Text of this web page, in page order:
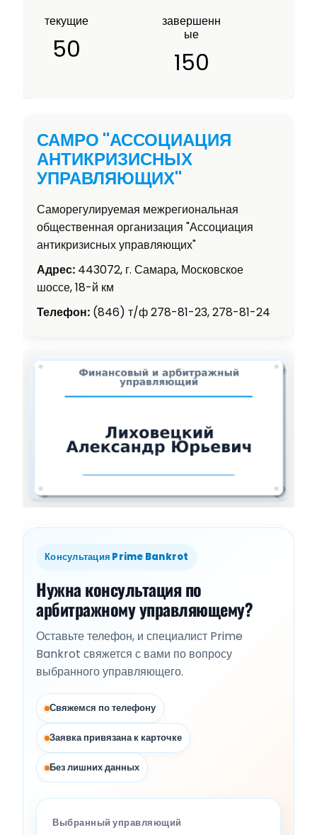
текущие
50
завершенн
ые
150
САМРО "АССОЦИАЦИЯ
АНТИКРИЗИСНЫХ
УПРАВЛЯЮЩИХ"
Саморегулируемая межрегиональная
общественная организация "Ассоциация
антикризисных управляющих"
Адрес: 443072, г. Самара, Московское
шоссе, 18-й км
Телефон: (846) т/ф 278-81-23, 278-81-24
Консультация Prime Bankrot
Нужна консультация по
арбитражному управляющему?
Оставьте телефон, и специалист Prime
Bankrot свяжется с вами по вопросу
выбранного управляющего.
Свяжемся по телефону
Заявка привязана к карточке
Без лишних данных
Выбранный управляющий